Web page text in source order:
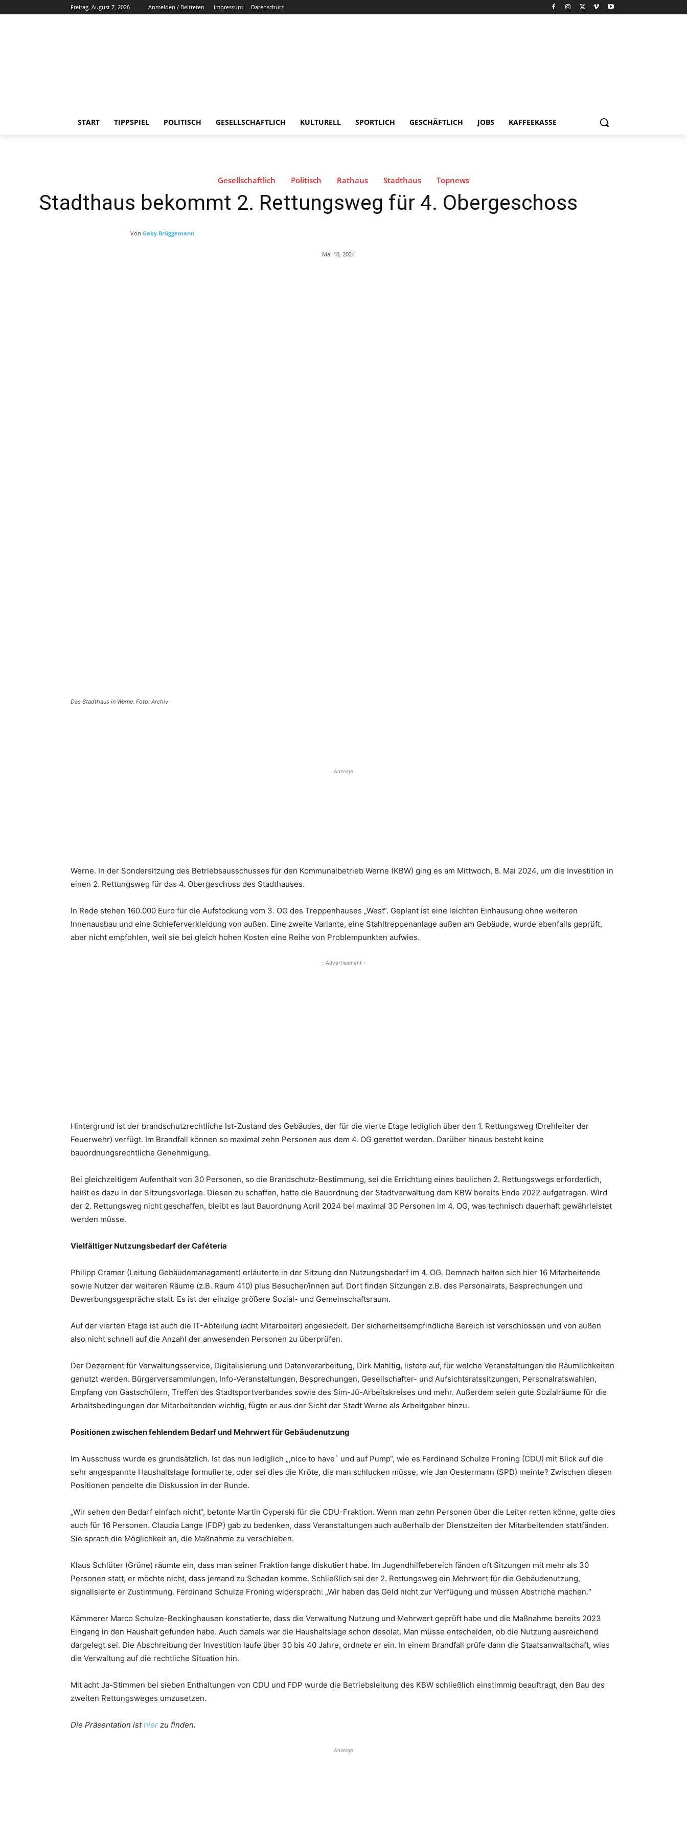
Freitag, August 7, 2026 Anmelden / Beitreten Impressum Datenschutz
START TIPPSPIEL POLITISCH GESELLSCHAFTLICH KULTURELL SPORTLICH GESCHÄFTLICH JOBS KAFFEEKASSE
Gesellschaftlich Politisch Rathaus Stadthaus Topnews
Stadthaus bekommt 2. Rettungsweg für 4. Obergeschoss
Von Gaby Brüggemann
Mai 10, 2024
Das Stadthaus in Werne. Foto: Archiv
Anzeige
Werne. In der Sondersitzung des Betriebsausschusses für den Kommunalbetrieb Werne (KBW) ging es am Mittwoch, 8. Mai 2024, um die Investition in
einen 2. Rettungsweg für das 4. Obergeschoss des Stadthauses.
In Rede stehen 160.000 Euro für die Aufstockung vom 3. OG des Treppenhauses „West“. Geplant ist eine leichten Einhausung ohne weiteren
Innenausbau und eine Schieferverkleidung von außen. Eine zweite Variante, eine Stahltreppenanlage außen am Gebäude, wurde ebenfalls geprüft,
aber nicht empfohlen, weil sie bei gleich hohen Kosten eine Reihe von Problempunkten aufwies.
- Advertisement -
Hintergrund ist der brandschutzrechtliche Ist-Zustand des Gebäudes, der für die vierte Etage lediglich über den 1. Rettungsweg (Drehleiter der
Feuerwehr) verfügt. Im Brandfall können so maximal zehn Personen aus dem 4. OG gerettet werden. Darüber hinaus besteht keine
bauordnungsrechtliche Genehmigung.
Bei gleichzeitigem Aufenthalt von 30 Personen, so die Brandschutz-Bestimmung, sei die Errichtung eines baulichen 2. Rettungswegs erforderlich,
heißt es dazu in der Sitzungsvorlage. Diesen zu schaffen, hatte die Bauordnung der Stadtverwaltung dem KBW bereits Ende 2022 aufgetragen. Wird
der 2. Rettungsweg nicht geschaffen, bleibt es laut Bauordnung April 2024 bei maximal 30 Personen im 4. OG, was technisch dauerhaft gewährleistet
werden müsse.
Vielfältiger Nutzungsbedarf der Caféteria
Philipp Cramer (Leitung Gebäudemanagement) erläuterte in der Sitzung den Nutzungsbedarf im 4. OG. Demnach halten sich hier 16 Mitarbeitende
sowie Nutzer der weiteren Räume (z.B. Raum 410) plus Besucher/innen auf. Dort finden Sitzungen z.B. des Personalrats, Besprechungen und
Bewerbungsgespräche statt. Es ist der einzige größere Sozial- und Gemeinschaftsraum.
Auf der vierten Etage ist auch die IT-Abteilung (acht Mitarbeiter) angesiedelt. Der sicherheitsempfindliche Bereich ist verschlossen und von außen
also nicht schnell auf die Anzahl der anwesenden Personen zu überprüfen.
Der Dezernent für Verwaltungsservice, Digitalisierung und Datenverarbeitung, Dirk Mahltig, listete auf, für welche Veranstaltungen die Räumlichkeiten
genutzt werden. Bürgerversammlungen, Info-Veranstaltungen, Besprechungen, Gesellschafter- und Aufsichtsratssitzungen, Personalratswahlen,
Empfang von Gastschülern, Treffen des Stadtsportverbandes sowie des Sim-Jü-Arbeitskreises und mehr. Außerdem seien gute Sozialräume für die
Arbeitsbedingungen der Mitarbeitenden wichtig, fügte er aus der Sicht der Stadt Werne als Arbeitgeber hinzu.
Positionen zwischen fehlendem Bedarf und Mehrwert für Gebäudenutzung
Im Ausschuss wurde es grundsätzlich. Ist das nun lediglich „,nice to have` und auf Pump“, wie es Ferdinand Schulze Froning (CDU) mit Blick auf die
sehr angespannte Haushaltslage formulierte, oder sei dies die Kröte, die man schlucken müsse, wie Jan Oestermann (SPD) meinte? Zwischen diesen
Positionen pendelte die Diskussion in der Runde.
„Wir sehen den Bedarf einfach nicht“, betonte Martin Cyperski für die CDU-Fraktion. Wenn man zehn Personen über die Leiter retten könne, gelte dies
auch für 16 Personen. Claudia Lange (FDP) gab zu bedenken, dass Veranstaltungen auch außerhalb der Dienstzeiten der Mitarbeitenden stattfänden.
Sie sprach die Möglichkeit an, die Maßnahme zu verschieben.
Klaus Schlüter (Grüne) räumte ein, dass man seiner Fraktion lange diskutiert habe. Im Jugendhilfebereich fänden oft Sitzungen mit mehr als 30
Personen statt, er möchte nicht, dass jemand zu Schaden komme. Schließlich sei der 2. Rettungsweg ein Mehrwert für die Gebäudenutzung,
signalisierte er Zustimmung. Ferdinand Schulze Froning widersprach: „Wir haben das Geld nicht zur Verfügung und müssen Abstriche machen.“
Kämmerer Marco Schulze-Beckinghausen konstatierte, dass die Verwaltung Nutzung und Mehrwert geprüft habe und die Maßnahme bereits 2023
Eingang in den Haushalt gefunden habe. Auch damals war die Haushaltslage schon desolat. Man müsse entscheiden, ob die Nutzung ausreichend
dargelegt sei. Die Abschreibung der Investition laufe über 30 bis 40 Jahre, ordnete er ein. In einem Brandfall prüfe dann die Staatsanwaltschaft, wies
die Verwaltung auf die rechtliche Situation hin.
Mit acht Ja-Stimmen bei sieben Enthaltungen von CDU und FDP wurde die Betriebsleitung des KBW schließlich einstimmig beauftragt, den Bau des
zweiten Rettungsweges umzusetzen.
Die Präsentation isthier zu finden.
Anzeige